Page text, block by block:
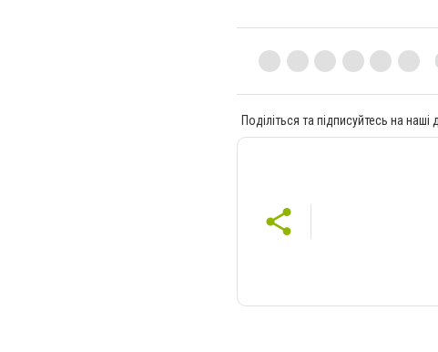
Поділіться та підписуйтесь на наші